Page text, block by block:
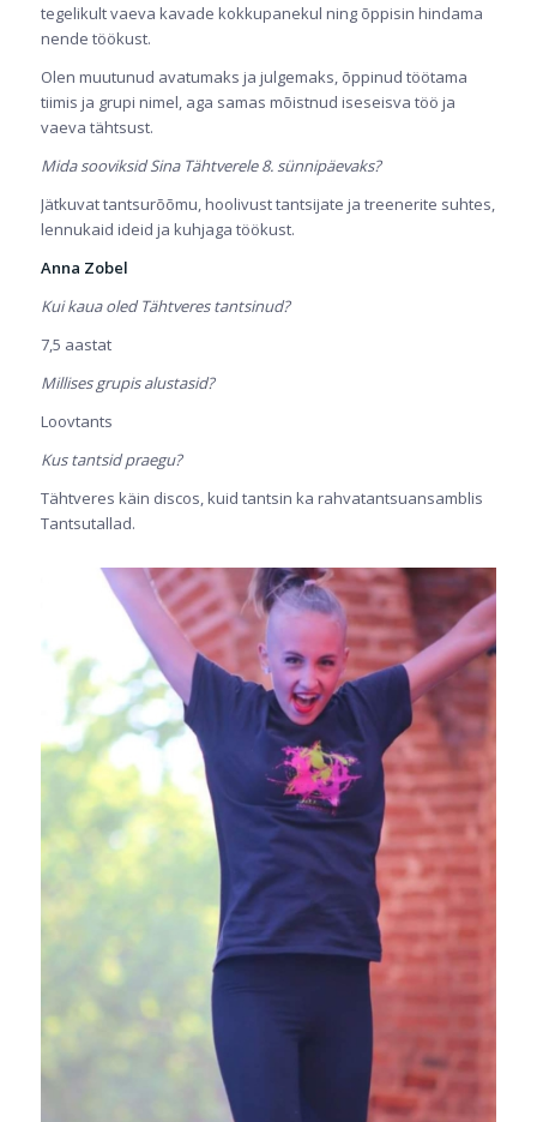
tegelikult vaeva kavade kokkupanekul ning õppisin hindama
nende töökust.
Olen muutunud avatumaks ja julgemaks, õppinud töötama
tiimis ja grupi nimel, aga samas mõistnud iseseisva töö ja
vaeva tähtsust.
Mida sooviksid Sina Tähtverele 8. sünnipäevaks?
Jätkuvat tantsurõõmu, hoolivust tantsijate ja treenerite suhtes,
lennukaid ideid ja kuhjaga töökust.
Anna Zobel
Kui kaua oled Tähtveres tantsinud?
7,5 aastat
Millises grupis alustasid?
Loovtants
Kus tantsid praegu?
Tähtveres käin discos, kuid tantsin ka rahvatantsuansamblis
Tantsutallad.